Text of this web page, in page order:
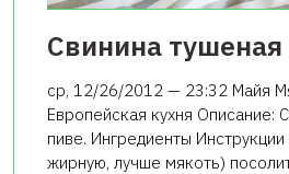
Свинина тушеная
ср, 12/26/2012 — 23:32 Майя
Европейская кухня Описание:
пиве. Ингредиенты
жирную, лучше мякоть)